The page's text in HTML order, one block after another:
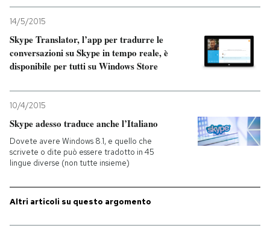
PODCAST
NEWSLETTER
I MIEI PREFERITI
SHOP
CALENDARIO
14/5/2015
Skype Translator, l’app per tradurre le
conversazioni su Skype in tempo reale, è
disponibile per tutti su Windows Store
10/4/2015
Skype adesso traduce anche l’Italiano
Dovete avere Windows 8.1, e quello che
scrivete o dite può essere tradotto in 45
lingue diverse (non tutte insieme)
Altri articoli su questo argomento